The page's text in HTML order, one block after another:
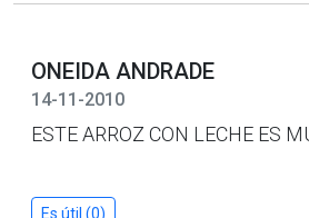
ONEIDA ANDRADE
14-11-2010
ESTE ARROZ CON LECHE ES
Es útil (0)